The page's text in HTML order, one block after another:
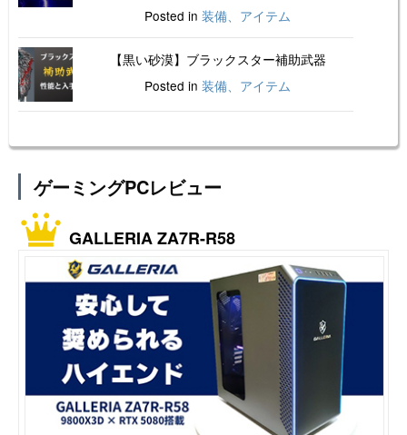
Posted in 装備、アイテム
【黒い砂漠】ブラックスター補助武器
Posted in 装備、アイテム
ゲーミングPCレビュー
GALLERIA ZA7R-R58